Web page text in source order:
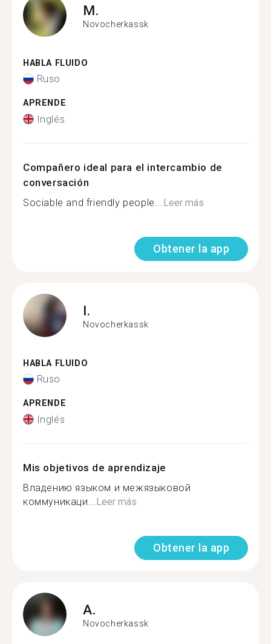
M.
Novocherkassk
HABLA FLUIDO
Ruso
APRENDE
Inglés
Compañero ideal para el intercambio de
conversación
Sociable and friendly people... Leer más
Obtener la app
I.
Novocherkassk
HABLA FLUIDO
Ruso
APRENDE
Inglés
Mis objetivos de aprendizaje
Владению языком и межязыковой
коммуникаци... Leer más
Obtener la app
A.
Novocherkassk